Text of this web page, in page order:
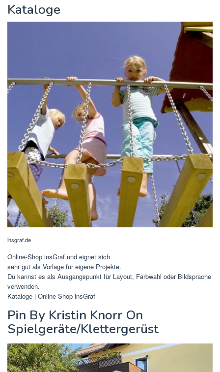
Kataloge
insgraf.de
Online-Shop insGraf und eignet sich
sehr gut als Vorlage für eigene Projekte.
Du kannst es als Ausgangspunkt für Layout, Farbwahl oder Bildsprache
verwenden.
Kataloge | Online-Shop insGraf
Pin By Kristin Knorr On
Spielgeräte/Klettergerüst